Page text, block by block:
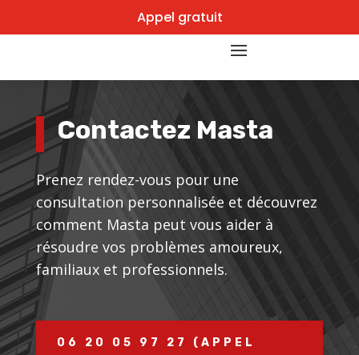
Appel gratuit
Contactez Masta
Prenez rendez-vous pour une
consultation personnalisée et découvrez
comment Masta peut vous aider à
résoudre vos problèmes amoureux,
familiaux et professionnels.
06 20 05 97 27 (APPEL